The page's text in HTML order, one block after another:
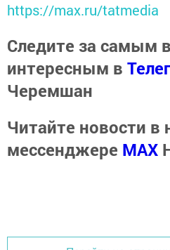
https://max.ru/tatmedia
Следите за самым
интересным в
Черемшан
Читайте новости в
мессенджере MАХ